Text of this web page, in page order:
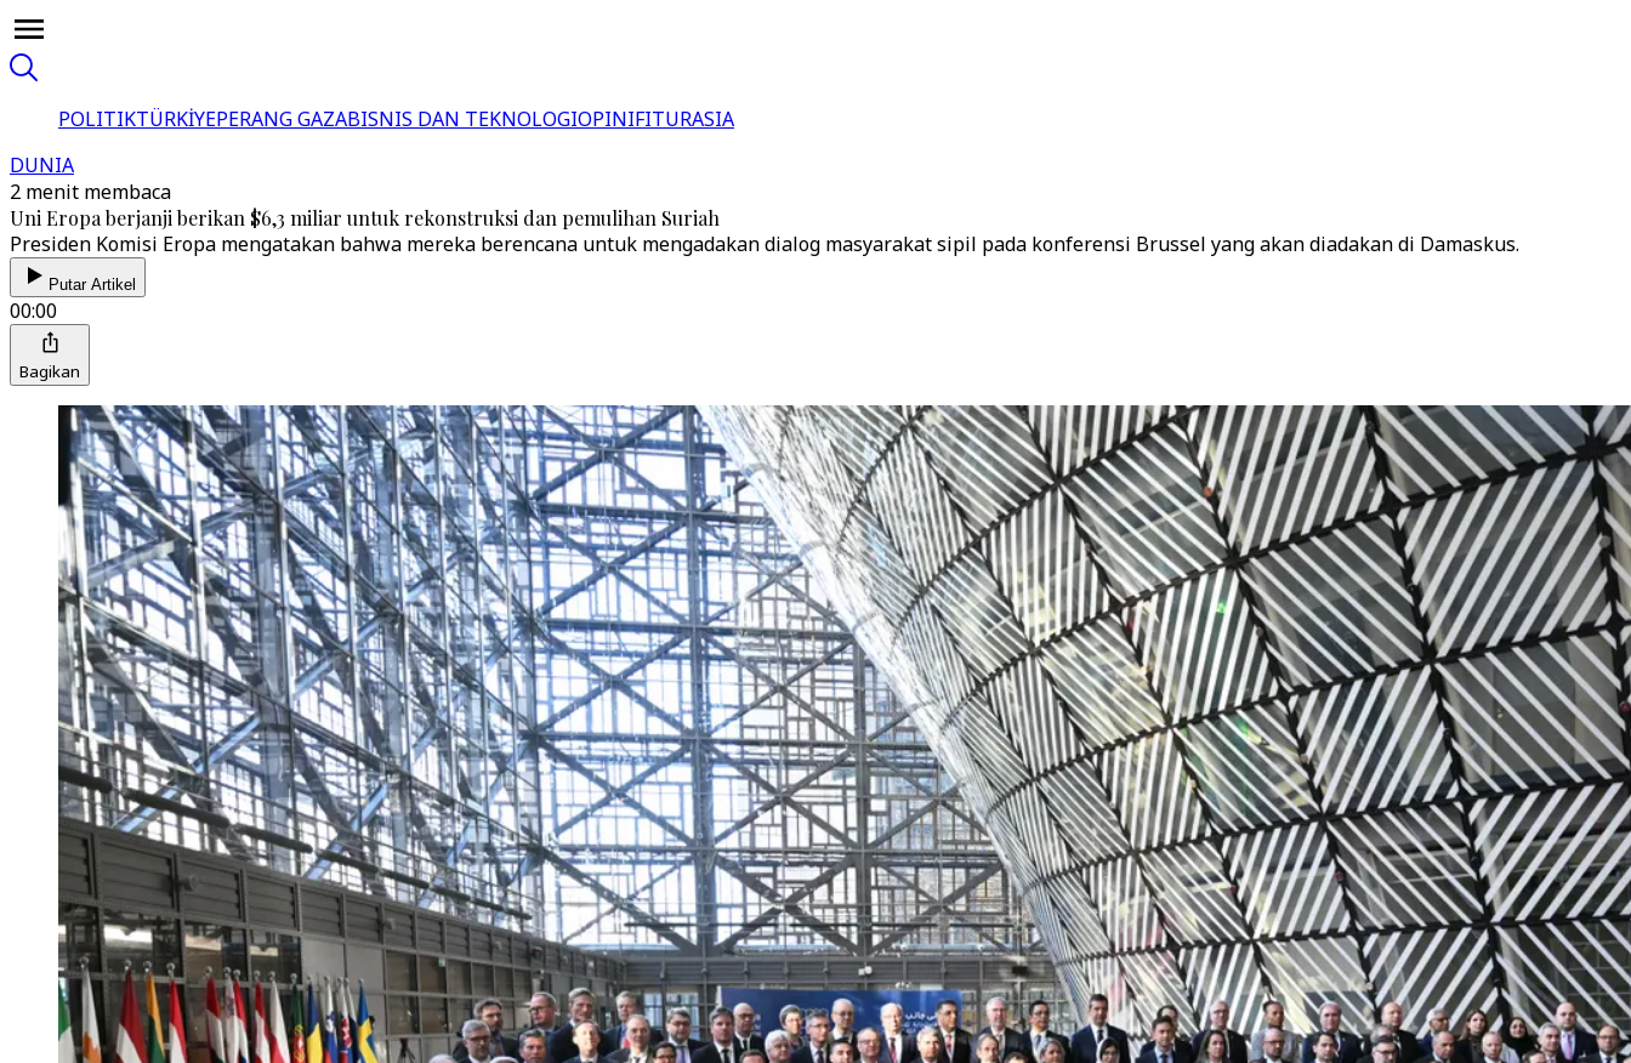
POLITIKTÜRKİYEPERANG GAZABISNIS DAN TEKNOLOGIOPINIFITURASIA
DUNIA
2 menit membaca
Uni Eropa berjanji berikan $6,3 miliar untuk rekonstruksi dan pemulihan Suriah
Presiden Komisi Eropa mengatakan bahwa mereka berencana untuk mengadakan dialog masyarakat sipil pada konferensi Brussel yang akan diadakan di Damaskus.
Putar Artikel
00:00
Bagikan